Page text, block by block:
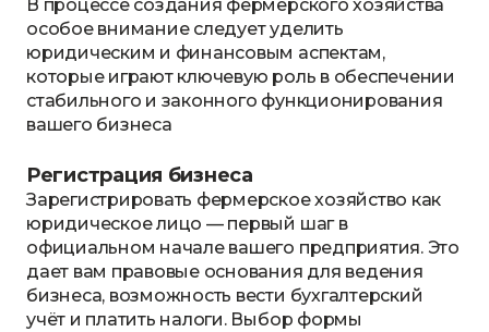
В процессе создания фермерского хозяйства
особое внимание следует уделить
юридическим и финансовым аспектам,
которые играют ключевую роль в обеспечении
стабильного и законного функционирования
вашего бизнеса
Регистрация бизнеса
Зарегистрировать фермерское хозяйство как
юридическое лицо — первый шаг в
официальном начале вашего предприятия. Это
дает вам правовые основания для ведения
бизнеса, возможность вести бухгалтерский
учёт и платить налоги. Выбор формы